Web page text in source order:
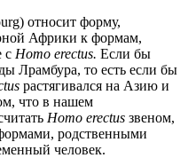
относит форму,
Африки к формам,
с Homo erectus. Если бы
Лрамбура, то есть если бы
растягивался на Азию и
что в нашем
Homo erectus звеном,
родственными
человек.